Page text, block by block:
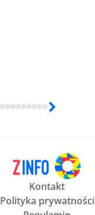
Kontakt
Polityka prywatności